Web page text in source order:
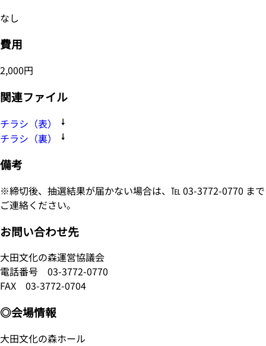
なし
費用
2,000円
関連ファイル
チラシ（表）
チラシ（裏）
備考
※締切後、抽選結果が届かない場合は、℡ 03-3772-0770 まで
ご連絡ください。
お問い合わせ先
大田文化の森運営協議会
電話番号 03-3772-0770
FAX 03-3772-0704
◎会場情報
大田文化の森ホール